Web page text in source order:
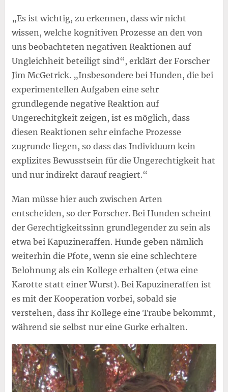
„Es ist wichtig, zu erkennen, dass wir nicht
wissen, welche kognitiven Prozesse an den von
uns beobachteten negativen Reaktionen auf
Ungleichheit beteiligt sind“, erklärt der Forscher
Jim McGetrick. „Insbesondere bei Hunden, die bei
experimentellen Aufgaben eine sehr
grundlegende negative Reaktion auf
Ungerechitgkeit zeigen, ist es möglich, dass
diesen Reaktionen sehr einfache Prozesse
zugrunde liegen, so dass das Individuum kein
explizites Bewusstsein für die Ungerechtigkeit hat
und nur indirekt darauf reagiert.“
Man müsse hier auch zwischen Arten
entscheiden, so der Forscher. Bei Hunden scheint
der Gerechtigkeitssinn grundlegender zu sein als
etwa bei Kapuzineraffen. Hunde geben nämlich
weiterhin die Pfote, wenn sie eine schlechtere
Belohnung als ein Kollege erhalten (etwa eine
Karotte statt einer Wurst). Bei Kapuzineraffen ist
es mit der Kooperation vorbei, sobald sie
verstehen, dass ihr Kollege eine Traube bekommt,
während sie selbst nur eine Gurke erhalten.